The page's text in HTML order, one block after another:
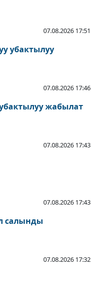
07.08.2026 17:51
убактылуу
07.08.2026 17:46
жабылат
07.08.2026 17:43
07.08.2026 17:43
салынды
07.08.2026 17:32